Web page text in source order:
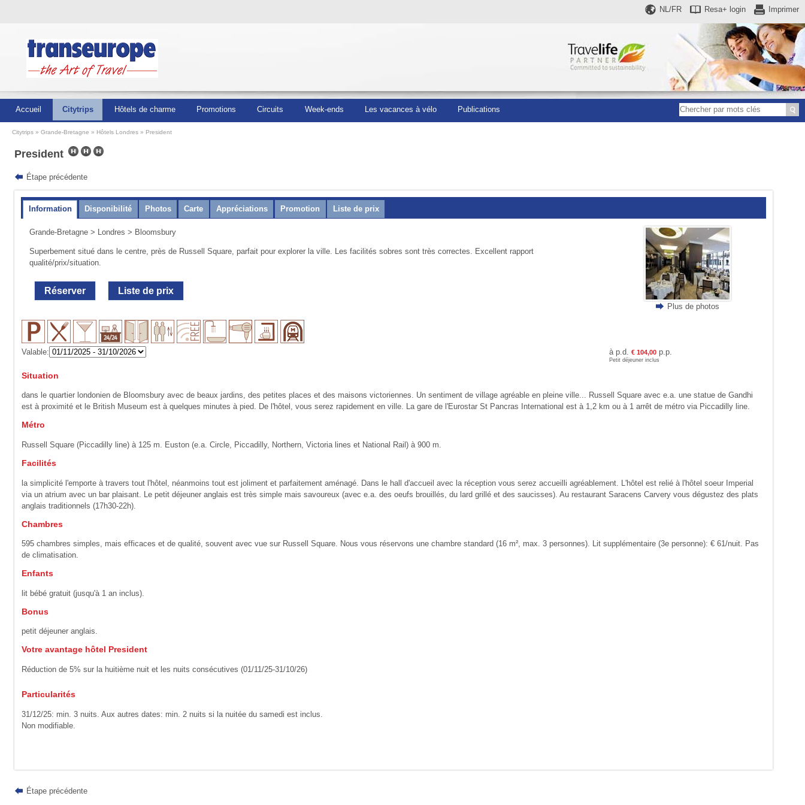
Imprimer
Resa+ login
NL/FR
Accueil Citytrips Hôtels de charme Promotions Circuits Week-ends Les vacances à vélo Publications
Citytrips Grande-Bretagne Hôtels Londres President
President
Étape précédente
Information Disponibilité Photos Carte Appréciations Promotion Liste de prix
Grande-Bretagne > Londres > Bloomsbury
Superbement situé dans le centre, près de Russell Square, parfait pour explorer la ville. Les facilités sobres sont très correctes. Excellent rapport
qualité/prix/situation.
Réserver Liste de prix
Plus de photos
Valable: à p.d.€ 104,00 p.p.
Petit déjeuner inclus
Situation
dans le quartier londonien de Bloomsbury avec de beaux jardins, des petites places et des maisons victoriennes. Un sentiment de village agréable en pleine ville... Russell Square avec e.a. une statue de Gandhi
est à proximité et le British Museum est à quelques minutes à pied. De l'hôtel, vous serez rapidement en ville. La gare de l'Eurostar St Pancras International est à 1,2 km ou à 1 arrêt de métro via Piccadilly line.
Métro
Russell Square (Piccadilly line) à 125 m. Euston (e.a. Circle, Piccadilly, Northern, Victoria lines et National Rail) à 900 m.
Facilités
la simplicité l'emporte à travers tout l'hôtel, néanmoins tout est joliment et parfaitement aménagé. Dans le hall d'accueil avec la réception vous serez accueilli agréablement. L'hôtel est relié à l'hôtel soeur Imperial
via un atrium avec un bar plaisant. Le petit déjeuner anglais est très simple mais savoureux (avec e.a. des oeufs brouillés, du lard grillé et des saucisses). Au restaurant Saracens Carvery vous dégustez des plats
anglais traditionnels (17h30-22h).
Chambres
595 chambres simples, mais efficaces et de qualité, souvent avec vue sur Russell Square. Nous vous réservons une chambre standard (16 m², max. 3 personnes). Lit supplémentaire (3e personne): € 61/nuit. Pas
de climatisation.
Enfants
lit bébé gratuit (jusqu'à 1 an inclus).
Bonus
petit déjeuner anglais.
Votre avantage hôtel President
Réduction de 5% sur la huitième nuit et les nuits consécutives (01/11/25-31/10/26)
Particularités
31/12/25: min. 3 nuits. Aux autres dates: min. 2 nuits si la nuitée du samedi est inclus.
Non modifiable.
Étape précédente